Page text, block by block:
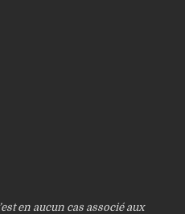
en aucun cas associé aux